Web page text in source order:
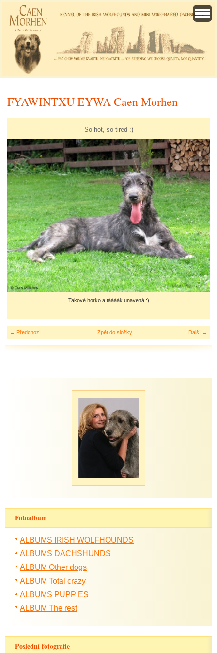
FYAWINTXU EYWA Caen Morhen
So hot, so tired :)
Takové horko a táááák unavená :)
← Předchozí Další →
Zpět do složky
Fotoalbum
ALBUMS IRISH WOLFHOUNDS
ALBUMS DACHSHUNDS
ALBUM Other dogs
ALBUM Total crazy
ALBUMS PUPPIES
ALBUM The rest
Poslední fotografie